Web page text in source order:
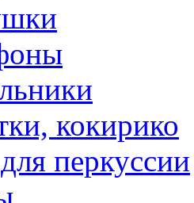
кокирико
перкуссии